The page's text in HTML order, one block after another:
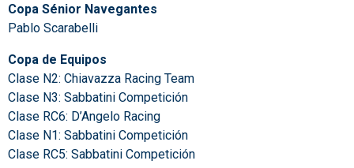
Copa Sénior Navegantes
Pablo Scarabelli
Copa de Equipos
Clase N2: Chiavazza Racing Team
Clase N3: Sabbatini Competición
Clase RC6: D’Angelo Racing
Clase N1: Sabbatini Competición
Clase RC5: Sabbatini Competición